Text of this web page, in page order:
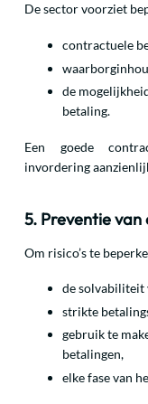
De sector voorziet
contractuele
de
betaling.
Een goede
invordering
5. Preventie
Om risico’s te
de solvabiliteit
strikte
gebruik te
betalingen,
elke fase van